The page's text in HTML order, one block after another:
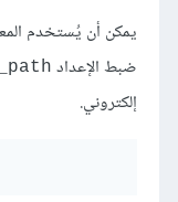
يمكن أن يُستخدم
ضبط الإعداد
إلكتروني.